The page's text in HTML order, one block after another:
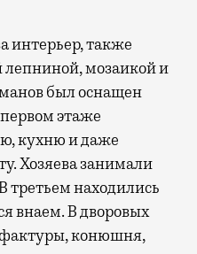
интерьер, также
мозаикой и
был оснащен
этаже
кухню и даже
Хозяева занимали
третьем находились
внаем. В дворовых
конюшня,